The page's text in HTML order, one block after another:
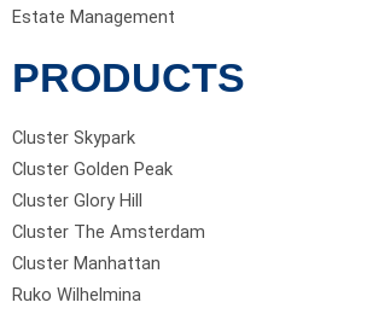
Estate Management
PRODUCTS
Cluster Skypark
Cluster Golden Peak
Cluster Glory Hill
Cluster The Amsterdam
Cluster Manhattan
Ruko Wilhelmina